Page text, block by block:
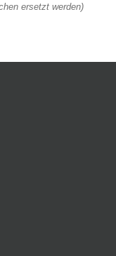
ersetzt werden)